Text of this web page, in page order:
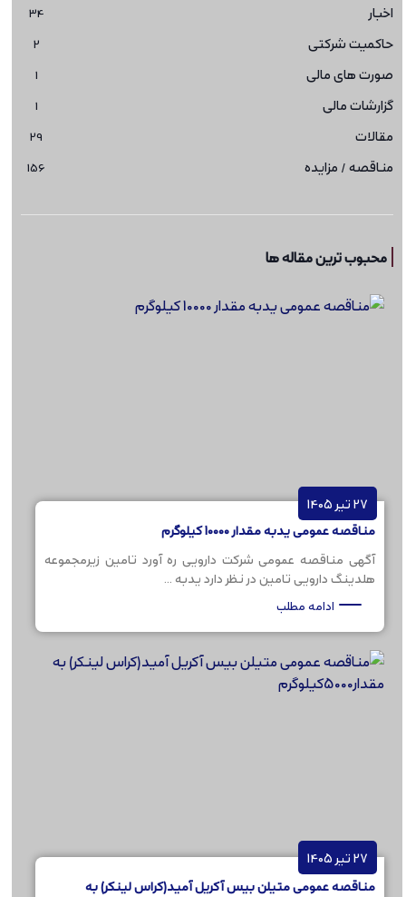
اخبار 34
حاکمیت شرکتی 2
صورت های مالی 1
گزارشات مالی 1
مقالات 29
مناقصه / مزایده 156
محبوب ترین مقاله ها
27 تیر 1405
مناقصه عمومی یدبه مقدار 10000 کیلوگرم
آگهی مناقصه عمومی شرکت دارویی ره آورد تامین زیرمجموعه
هلدینگ دارویی تامین در نظر دارد یدبه ...
ادامه مطلب
27 تیر 1405
مناقصه عمومی متیلن بیس آکریل آمید(کراس لینکر) به